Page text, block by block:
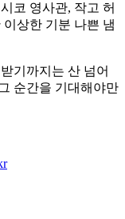
코 영사관, 작고 허
상한 기분 나쁜 냄
기까지는 산 넘어
순간을 기대해야만